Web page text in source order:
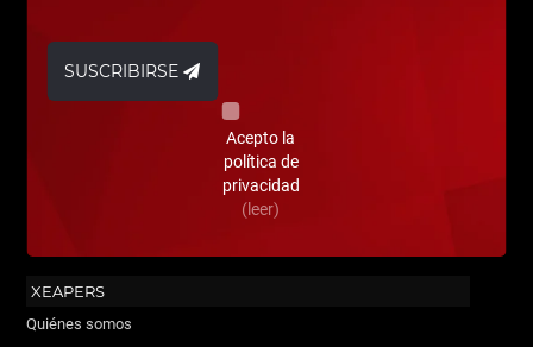
SUSCRIBIRSE
Acepto la
política de
privacidad
(leer)
XEAPERS
Quiénes somos